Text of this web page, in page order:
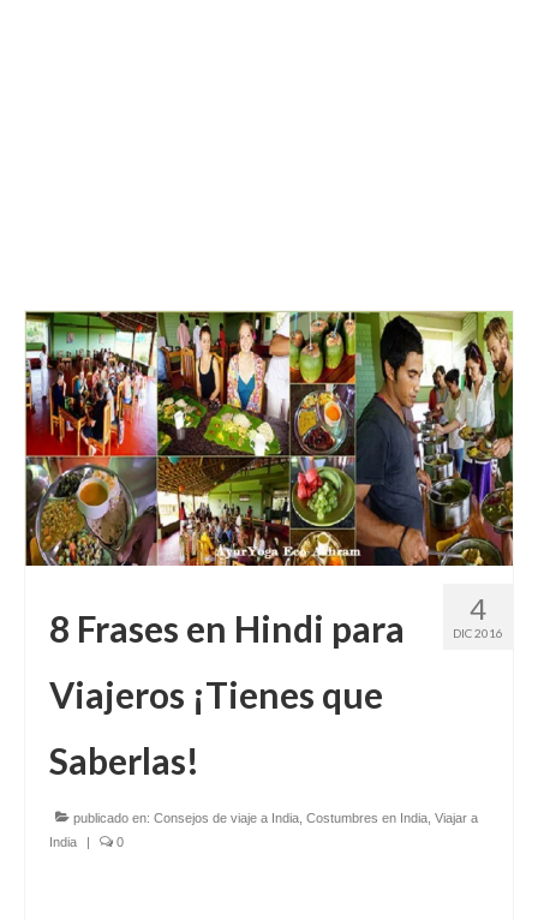
4
DIC 2016
8 Frases en Hindi para
Viajeros ¡Tienes que
Saberlas!
publicado en: Consejos de viaje a India Costumbres en India Viajar a
India
| 0